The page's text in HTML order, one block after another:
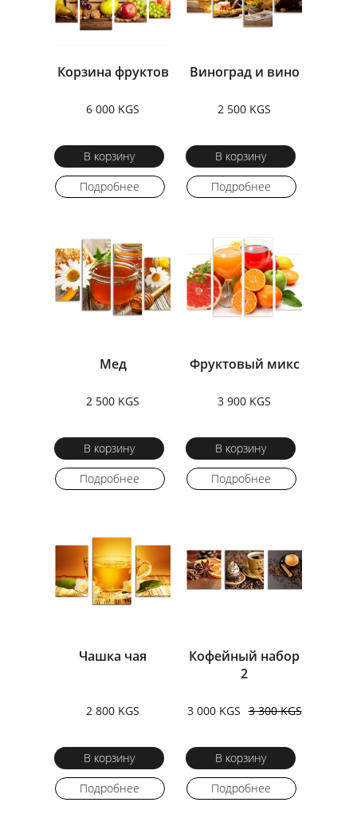
Корзина фруктов
6 000 KGS
В корзину
Подробнее
Виноград и вино
2 500 KGS
В корзину
Подробнее
Мед
2 500 KGS
В корзину
Подробнее
Фруктовый микс
3 900 KGS
В корзину
Подробнее
Чашка чая
2 800 KGS
В корзину
Подробнее
Кофейный набор
2
3 000 KGS 3 300 KGS
В корзину
Подробнее